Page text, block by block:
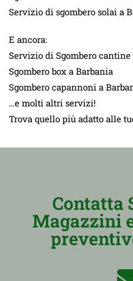
Servizio di sgombero solai a
E ancora:
Servizio di Sgombero cantine
Sgombero box a Barbania
Sgombero capannoni a
…e molti altri servizi!
Trova quello più adatto alle
Contatta
Magazzini